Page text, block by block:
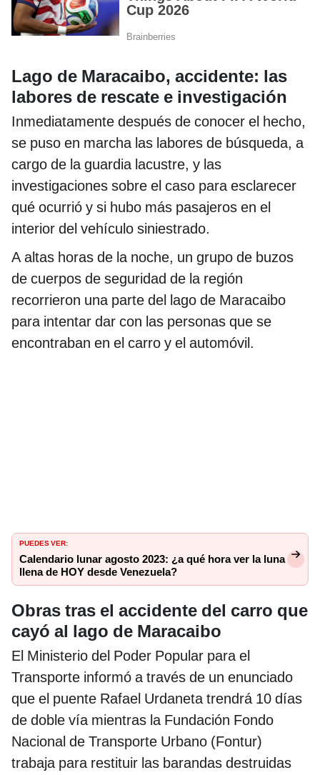
Lago de Maracaibo, accidente: las
labores de rescate e investigación
Inmediatamente después de conocer el hecho,
se puso en marcha las labores de búsqueda, a
cargo de la guardia lacustre, y las
investigaciones sobre el caso para esclarecer
qué ocurrió y si hubo más pasajeros en el
interior del vehículo siniestrado.
A altas horas de la noche, un grupo de buzos
de cuerpos de seguridad de la región
recorrieron una parte del lago de Maracaibo
para intentar dar con las personas que se
encontraban en el carro y el automóvil.
PUEDES VER:
Calendario lunar agosto 2023: ¿a qué hora ver la luna
llena de HOY desde Venezuela?
Obras tras el accidente del carro que
cayó al lago de Maracaibo
El Ministerio del Poder Popular para el
Transporte informó a través de un enunciado
que el puente Rafael Urdaneta trendrá 10 días
de doble vía mientras la Fundación Fondo
Nacional de Transporte Urbano (Fontur)
trabaja para restituir las barandas destruidas